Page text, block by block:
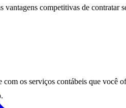
competitivas de
os serviços contábeis que